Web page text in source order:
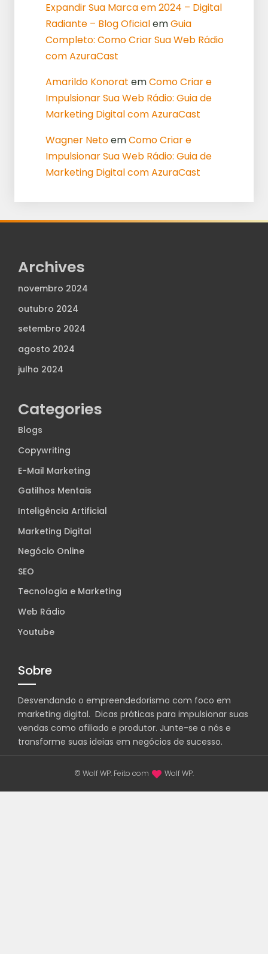
Expandir Sua Marca em 2024 – Digital
Radiante – Blog OficialemGuia
Completo: Como Criar Sua Web Rádio
com AzuraCast
Amarildo Konorat emComo Criar e
Impulsionar Sua Web Rádio: Guia de
Marketing Digital com AzuraCast
Wagner NetoemComo Criar e
Impulsionar Sua Web Rádio: Guia de
Marketing Digital com AzuraCast
Archives
novembro 2024
outubro 2024
setembro 2024
agosto 2024
julho 2024
Categories
Blogs
Copywriting
E-Mail Marketing
Gatilhos Mentais
Inteligência Artificial
Marketing Digital
Negócio Online
SEO
Tecnologia e Marketing
Web Rádio
Youtube
Sobre
Desvendando o empreendedorismo com foco em
marketing digital. Dicas práticas para impulsionar suas
vendas como afiliado e produtor. Junte-se a nós e
transforme suas ideias em negócios de sucesso.
© Wolf WP. Feito com Wolf WP.